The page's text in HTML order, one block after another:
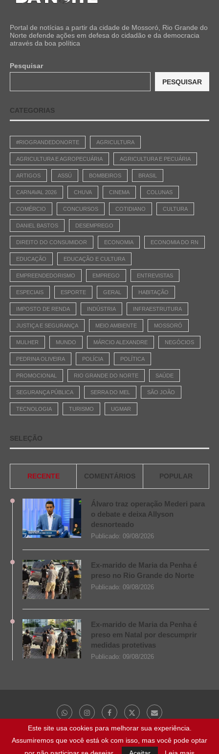
Portal de notícias a partir da cidade de Mossoró, Rio Grande do
Norte defende ações em defesa do cidadão e da democracia
através da boa política
Pesquisar
PESQUISAR
CATEGORIAS
#RIOGRANDEDONORTE AGRICULTURA
AGRICULTURA E AGROPECUÁRIA AGRICULTURA E PECUÁRIA
ARTIGOS ASSÚ BOMBEIROS BRASIL
CARNAVAL 2026 CHUVA CINEMA COLUNAS
COMÉRCIO CONCURSOS COTIDIANO CULTURA
DANIEL BASTOS DESEMPREGO
DIREITO DO CONSUMIDOR ECONOMIA ECONOMIA DO RN
EDUCAÇÃO EDUCAÇÃO E CULTURA
EMPREENDEDORISMO EMPREGO ENTREVISTAS
ESPECIAIS ESPORTE GERAL HABITAÇÃO
IMPOSTO DE RENDA INDÚSTRIA INFRAESTRUTURA
JUSTIÇA E SEGURANÇA MEIO AMBIENTE MOSSORÓ
MULHER MUNDO MÁRCIO ALEXANDRE NEGÓCIOS
PEDRINA OLIVEIRA POLÍCIA POLÍTICA
PROMOCIONAL RIO GRANDE DO NORTE SAÚDE
SEGURANÇA PÚBLICA SERRA DO MEL SÃO JOÃO
TECNOLOGIA TURISMO UGMAR
SELEÇÃO
RECENTE COMENTÁRIOS POPULAR
Álvaro traz operação Mederi para
o debate e deixa Allyson
desnorteado
Publicado: 09/08/2026
Ex-marido de Maria da Penha é
preso no Rio Grande do Norte
Publicado: 09/08/2026
Ex-marido de Maria da Penha é
preso em Natal por descumprir
medidas protetivas
Publicado: 09/08/2026
@ 2023 - Todos os direitos reservados | NaBocaDaNoite.com.br
Este site usa cookies para melhorar sua experiência.
Assumiremos que você está ok com isso, mas você pode optar